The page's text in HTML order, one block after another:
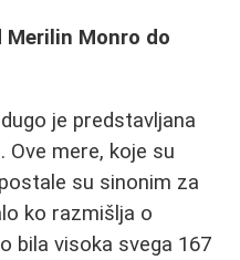
Monro do
dugo je predstavljana
Ove mere, koje su
su sinonim za
ko razmišlja o
bila visoka svega 167